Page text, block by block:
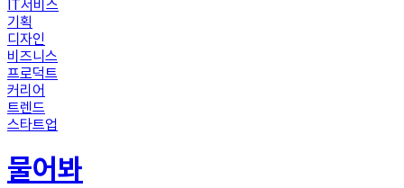
IT서비스
기획
디자인
비즈니스
프로덕트
커리어
트렌드
스타트업
물어봐